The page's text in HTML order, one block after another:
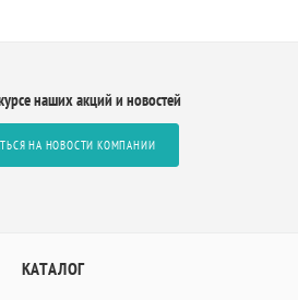
наших акций и новостей
НА НОВОСТИ КОМПАНИИ
КАТАЛОГ